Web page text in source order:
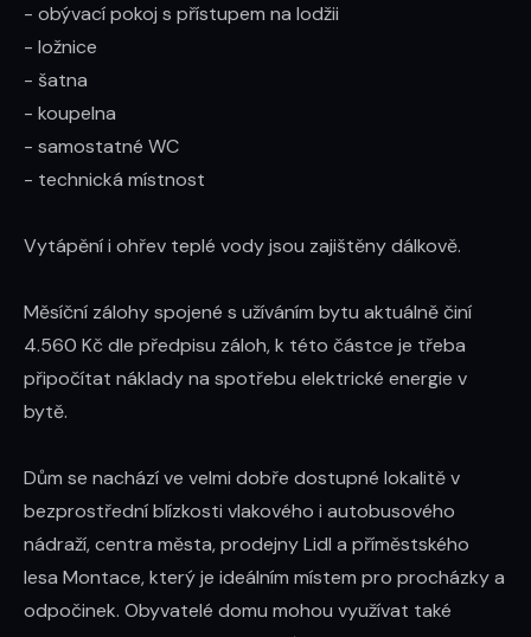
- obývací pokoj s přístupem na lodžii
- ložnice
- šatna
- koupelna
- samostatné WC
- technická místnost
Vytápění i ohřev teplé vody jsou zajištěny dálkově.
Měsíční zálohy spojené s užíváním bytu aktuálně činí
4.560 Kč dle předpisu záloh, k této částce je třeba
připočítat náklady na spotřebu elektrické energie v
bytě.
Dům se nachází ve velmi dobře dostupné lokalitě v
bezprostřední blízkosti vlakového i autobusového
nádraží, centra města, prodejny Lidl a příměstského
lesa Montace, který je ideálním místem pro procházky a
odpočinek. Obyvatelé domu mohou využívat také